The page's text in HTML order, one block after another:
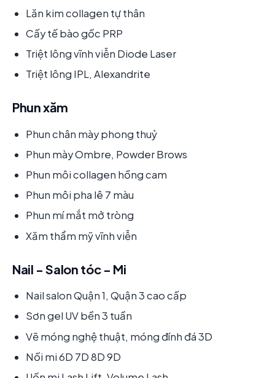
Lăn kim collagen tự thân
Cấy tế bào gốc PRP
Triệt lông vĩnh viễn Diode Laser
Triệt lông IPL, Alexandrite
Phun xăm
Phun chân mày phong thuỷ
Phun mày Ombre, Powder Brows
Phun môi collagen hồng cam
Phun môi pha lê 7 màu
Phun mí mắt mở tròng
Xăm thẩm mỹ vĩnh viễn
Nail - Salon tóc - Mi
Nail salon Quận 1, Quận 3 cao cấp
Sơn gel UV bền 3 tuần
Vẽ móng nghệ thuật, móng đính đá 3D
Nối mi 6D 7D 8D 9D